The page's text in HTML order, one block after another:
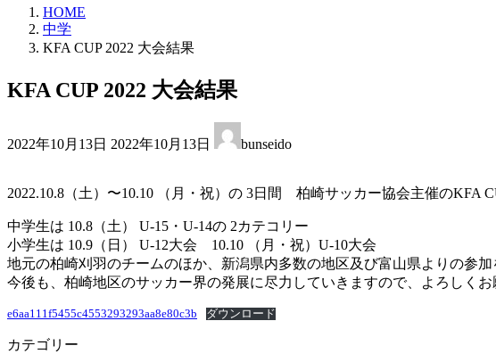
HOME
中学
KFA CUP 2022 大会結果
KFA CUP 2022 大会結果
2022年10月13日 終
新
時
:
2022年10月13日 bunseido
2022.10.8（土）〜10.10 （月・祝）の 3日間 柏崎サッカー協会主催のKFA
中学生は 10.8（土） U-15・U-14の 2カテコリー
小学生は 10.9（日） U-12大会 10.10 （月・祝）U-10大会
地元の柏崎刈羽のチームのほか、新潟県内多数の地区及び富山県よりの参
今後も、柏崎地区のサッカー界の発展に尽力していきますので、よろしくお
e6aa111f5455c4553293293aa8e80c3b ダウンロード
カテゴリー